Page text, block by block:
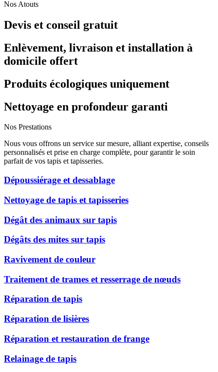
Nos Atouts
Devis et conseil gratuit
Enlèvement, livraison et installation à
domicile offert
Produits écologiques uniquement
Nettoyage en profondeur garanti
Nos Prestations
Nous vous offrons un service sur mesure, alliant expertise, conseils
personnalisés et prise en charge complète, pour garantir le soin
parfait de vos tapis et tapisseries.
Dépoussiérage et dessablage
Nettoyage de tapis et tapisseries
Dégât des animaux sur tapis
Dégâts des mites sur tapis
Ravivement de couleur
Traitement de trames et resserrage de nœuds
Réparation de tapis
Réparation de lisières
Réparation et restauration de frange
Relainage de tapis